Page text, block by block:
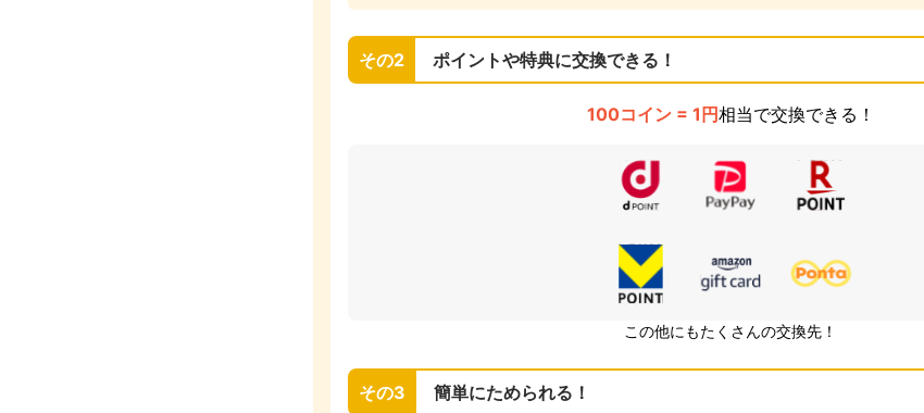
その2 ポイントや特典に交換できる！
100コイン = 1円相当で交換できる！
この他にもたくさんの交換先！
その3 簡単にためられる！